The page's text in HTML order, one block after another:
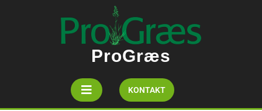
ProGræs
KONTAKT